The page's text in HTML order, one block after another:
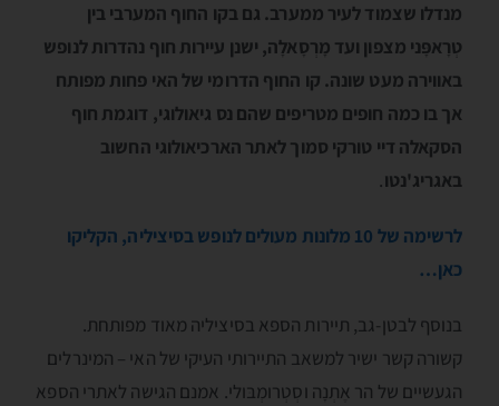
מנדלו שצמוד לעיר ממערב. גם בקו החוף המערבי בין
טְרָאפָּני מצפון ועד מָרְסָאלָה, ישנן עיירות חוף נהדרות לנופש
באווירה מעט שונה. קו החוף הדרומי של האי פחות מפותח
אך בו כמה חופים מטריפים שהם נס גיאולוגי, דוגמת חוף
הסקאלה דיי טורקי סמוך לאתר הארכיאולוגי החשוב
באגריג'נטו.
לרשימה של 10 מלונות מעולים לנופש בסיציליה, הקליקו
כאן…
בנוסף לבטן-גב, תיירות הספא בסיציליה מאוד מפותחת.
קשורה קשר ישיר למשאב התיירותי העיקי של האי – המינרלים
הגעשיים של הר אֶתְנָה וסְטְרומְבּולי. אמנם הגישה לאתרי הספא